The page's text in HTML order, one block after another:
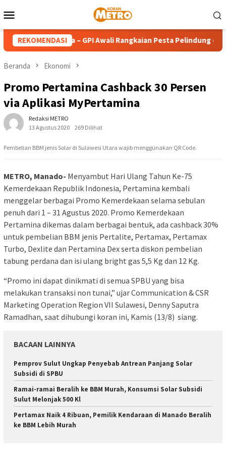
ke
Mobile
REKOMENDASI
Calcutta – GPI Awali Rangkaian Pesta Pelindung dengan
Beranda Ekonomi
Promo Pertamina Cashback 30 Persen
via Aplikasi MyPertamina
Redaksi METRO
13 Agustus 2020
269 Dilihat
Pembelian BBM jenis Solar di Sulawesi Utara wajib menggunakan QR Code.
METRO, Manado- Menyambut Hari Ulang Tahun Ke-75
Kemerdekaan Republik Indonesia, Pertamina kembali
menggelar berbagai Promo Kemerdekaan selama sebulan
penuh dari 1 – 31 Agustus 2020. Promo Kemerdekaan
Pertamina dikemas dalam berbagai bentuk, ada cashback 30%
untuk pembelian BBM jenis Pertalite, Pertamax, Pertamax
Turbo, Dexlite dan Pertamina Dex serta diskon pembelian
tabung perdana dan isi ulang bright gas 5,5 Kg dan 12 Kg.
“Promo ini dapat dinikmati di semua SPBU yang bisa
melakukan transaksi non tunai,” ujar Communication & CSR
Marketing Operation Region VII Sulawesi, Denny Saputra
Ramadhan, saat dihubungi koran ini, Kamis (13/8) siang.
BACAAN LAINNYA
Pemprov Sulut Ungkap Penyebab Antrean Panjang Solar
Subsidi di SPBU
Ramai-ramai Beralih ke BBM Murah, Konsumsi Solar Subsidi
Sulut Melonjak 500 Kl
Pertamax Naik 4 Ribuan, Pemilik Kendaraan di Manado Beralih
ke BBM Lebih Murah